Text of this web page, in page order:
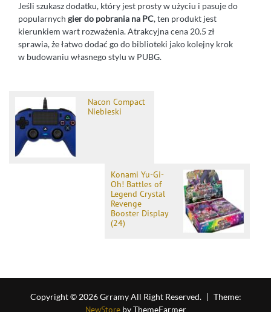
Jeśli szukasz dodatku, który jest prosty w użyciu i pasuje do
popularnych gier do pobrania na PC, ten produkt jest
kierunkiem wart rozważenia. Atrakcyjna cena 20.5 zł
sprawia, że łatwo dodać go do biblioteki jako kolejny krok
w budowaniu własnego stylu w PUBG.
Nacon Compact
Niebieski
Konami Yu-Gi-
Oh! Battles of
Legend Crystal
Revenge
Booster Display
(24)
Copyright © 2026 Grramy All Right Reserved. | Theme:
by ThemeFarmer